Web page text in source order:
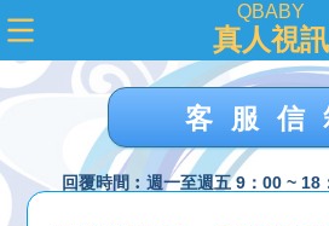
QBABY
真人視訊
客服信
回覆時間︰週一至週五 9：00 ~ 18